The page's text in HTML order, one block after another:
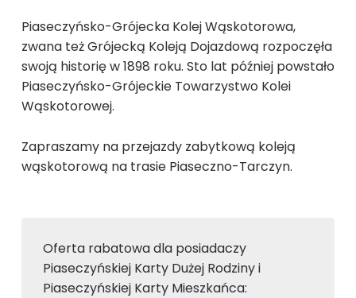
Piaseczyńsko-Grójecka Kolej Wąskotorowa,
zwana też Grójecką Koleją Dojazdową rozpoczęła
swoją historię w 1898 roku. Sto lat później powstało
Piaseczyńsko-Grójeckie Towarzystwo Kolei
Wąskotorowej.
Zapraszamy na przejazdy zabytkową koleją
wąskotorową na trasie Piaseczno-Tarczyn.
Oferta rabatowa dla posiadaczy
Piaseczyńskiej Karty Dużej Rodziny i
Piaseczyńskiej Karty Mieszkańca: